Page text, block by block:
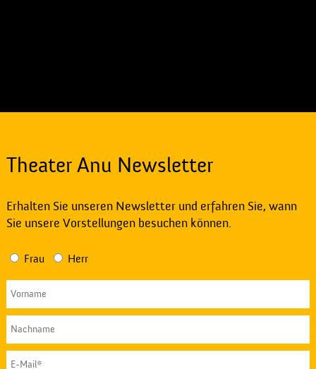
Theater Anu Newsletter
Erhalten Sie unseren Newsletter und erfahren Sie, wann
Sie unsere Vorstellungen besuchen können.
Frau Herr